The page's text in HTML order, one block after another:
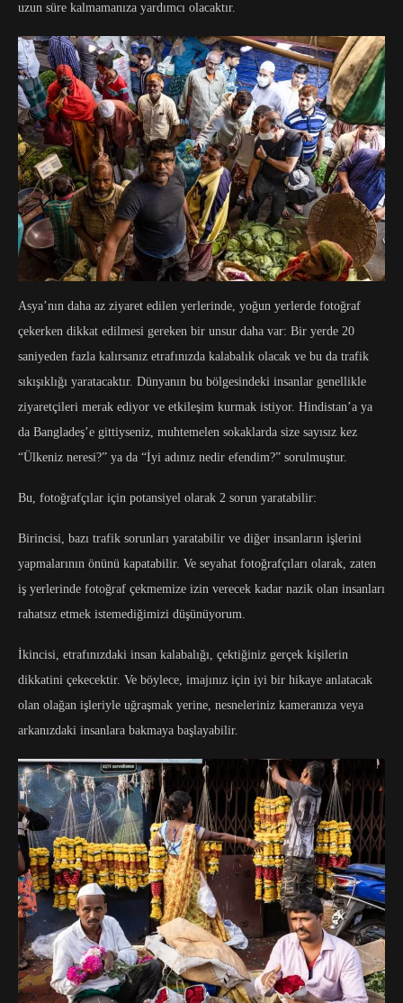
uzun süre kalmamanıza yardımcı olacaktır.
Asya’nın daha az ziyaret edilen yerlerinde, yoğun yerlerde fotoğraf
çekerken dikkat edilmesi gereken bir unsur daha var: Bir yerde 20
saniyeden fazla kalırsanız etrafınızda kalabalık olacak ve bu da trafik
sıkışıklığı yaratacaktır. Dünyanın bu bölgesindeki insanlar genellikle
ziyaretçileri merak ediyor ve etkileşim kurmak istiyor. Hindistan’a ya
da Bangladeş’e gittiyseniz, muhtemelen sokaklarda size sayısız kez
“Ülkeniz neresi?” ya da “İyi adınız nedir efendim?” sorulmuştur.
Bu, fotoğrafçılar için potansiyel olarak 2 sorun yaratabilir:
Birincisi, bazı trafik sorunları yaratabilir ve diğer insanların işlerini
yapmalarının önünü kapatabilir. Ve seyahat fotoğrafçıları olarak, zaten
iş yerlerinde fotoğraf çekmemize izin verecek kadar nazik olan insanları
rahatsız etmek istemediğimizi düşünüyorum.
İkincisi, etrafınızdaki insan kalabalığı, çektiğiniz gerçek kişilerin
dikkatini çekecektir. Ve böylece, imajınız için iyi bir hikaye anlatacak
olan olağan işleriyle uğraşmak yerine, nesneleriniz kameranıza veya
arkanızdaki insanlara bakmaya başlayabilir.